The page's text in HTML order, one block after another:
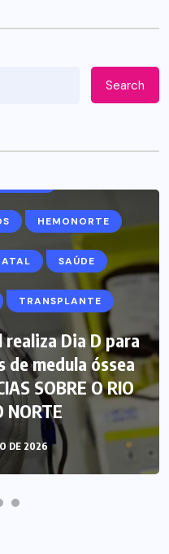
Search
HEMONORTE
SAÚDE
TRANSPLANTE
Dia D para
de medula óssea
SOBRE O RIO
NORTE
DE 2026